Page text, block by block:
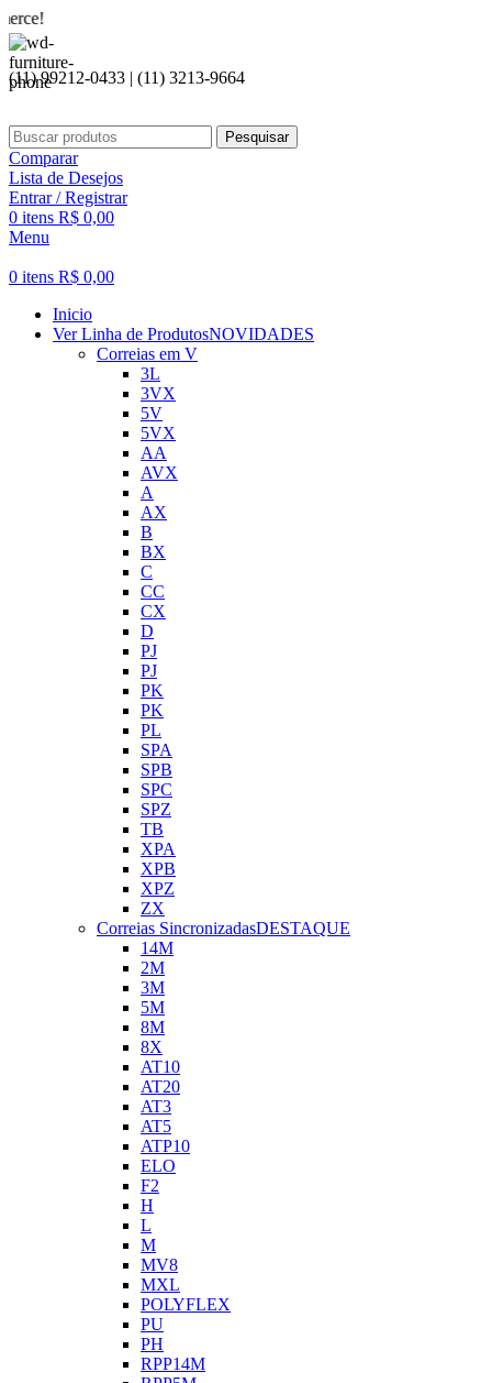
(11) 99212-0433 | (11) 3213-9664
Pesquisar
Comparar
Lista de Desejos
Entrar / Registrar
0 itens R$ 0,00
Menu
0 itens R$ 0,00
Inicio
Ver Linha de ProdutosNOVIDADES
Correias em V
3L
3VX
5V
5VX
AA
AVX
A
AX
B
BX
C
CC
CX
D
PJ
PJ
PK
PK
PL
SPA
SPB
SPC
SPZ
TB
XPA
XPB
XPZ
ZX
Correias SincronizadasDESTAQUE
14M
2M
3M
5M
8M
8X
AT10
AT20
AT3
AT5
ATP10
ELO
F2
H
L
M
MV8
MXL
POLYFLEX
PU
PH
RPP14M